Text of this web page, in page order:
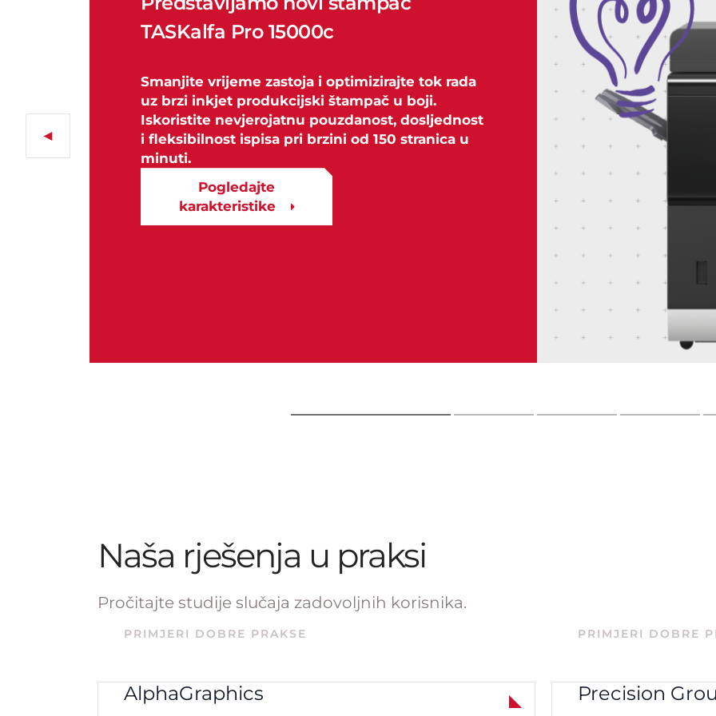
TASKalfa Pro 15000c
Smanjite vrijeme zastoja i optimizirajte tok rada
uz brzi inkjet produkcijski štampač u boji.
Iskoristite nevjerojatnu pouzdanost, dosljednost
i fleksibilnost ispisa pri brzini od 150 stranica u
minuti.
Pogledajte
karakteristike
◄
Naša rješenja u praksi
Pročitajte studije slučaja zadovoljnih korisnika.
PRIMJERI DOBRE PRAKSE
AlphaGraphics
PRIMJERI DOBRE
Precision